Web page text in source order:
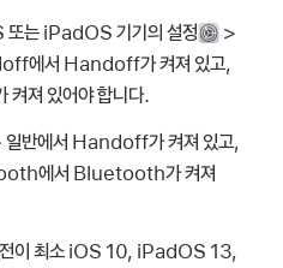
는 iPadOS 기기의 설정
>
에서 Handoff가 켜져 있고,
져 있어야 합니다.
일반에서 Handoff가 켜져 있고,
에서 Bluetooth가 켜져
전이 최소 iOS 10, iPadOS 13,